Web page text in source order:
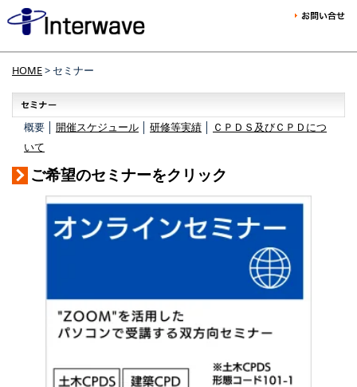
HOME> セミナー
概要 │ 開催スケジュール 研修等実績
ＣＰＤＳ及びＣＰＤにつ
いて
ご希望のセミナーをクリック